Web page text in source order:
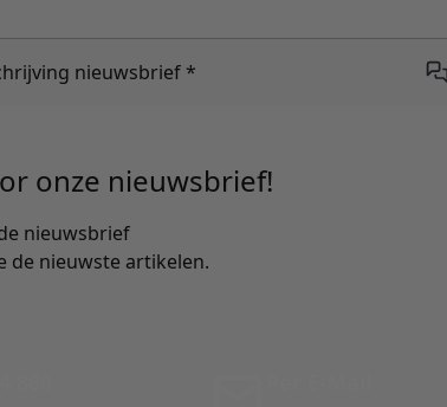
nieuwsbrief *
onze nieuwsbrief!
nieuwsbrief
de nieuwste artikelen.